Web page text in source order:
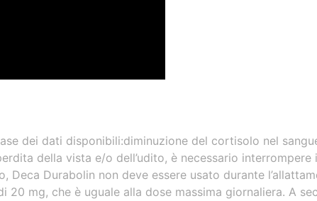
dei dati disponibili:diminuzione del cortisolo nel
della vista e/o dell’udito, è necessario interrompere
Durabolin non deve essere usato durante
mg, che è uguale alla dose massima giornaliera. A